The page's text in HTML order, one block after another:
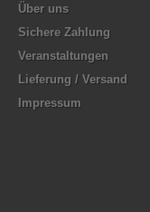
Über uns
Sichere Zahlung
Veranstaltungen
Lieferung / Versand
Impressum